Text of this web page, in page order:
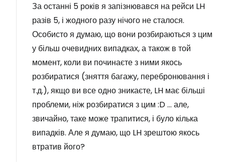
За останні 5 років я запізнювався на рейси LH
разів 5, і жодного разу нічого не сталося.
Особисто я думаю, що вони розбираються з цим
у більш очевидних випадках, а також в той
момент, коли ви починаєте з ними якось
розбиратися (зняття багажу, перебронювання і
т.д.), якщо ви все одно зникаєте, LH має більші
проблеми, ніж розбиратися з цим :D ... але,
звичайно, таке може трапитися, і було кілька
випадків. Але я думаю, що LH зрештою якось
втратив його?